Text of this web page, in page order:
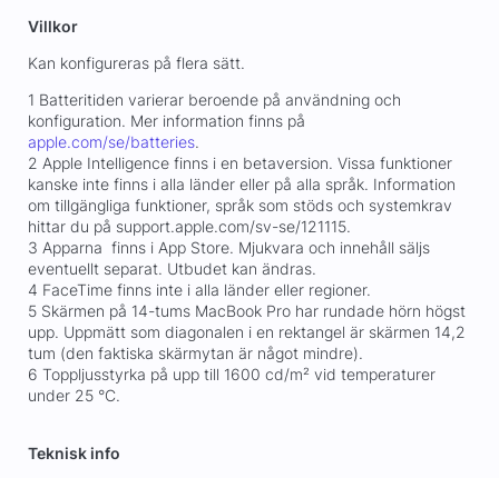
Villkor
Kan konfigureras på flera sätt.
1 Batteritiden varierar beroende på användning och
konfiguration. Mer information finns på
apple.com/se/batteries.
2 Apple Intelligence finns i en betaversion. Vissa funktioner
kanske inte finns i alla länder eller på alla språk. Information
om tillgängliga funktioner, språk som stöds och systemkrav
hittar du på support.apple.com/sv-se/121115.
3 Apparna finns i App Store. Mjukvara och innehåll säljs
eventuellt separat. Utbudet kan ändras.
4 FaceTime finns inte i alla länder eller regioner.
5 Skärmen på 14-tums MacBook Pro har rundade hörn högst
upp. Uppmätt som diagonalen i en rektangel är skärmen 14,2
tum (den faktiska skärmytan är något mindre).
6 Toppljusstyrka på upp till 1600 cd/m² vid temperaturer
under 25 °C.
Teknisk info